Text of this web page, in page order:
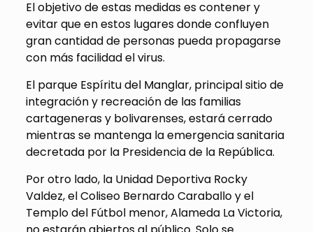
El objetivo de estas medidas es contener y
evitar que en estos lugares donde confluyen
gran cantidad de personas pueda propagarse
con más facilidad el virus.
El parque Espíritu del Manglar, principal sitio de
integración y recreación de las familias
cartageneras y bolivarenses, estará cerrado
mientras se mantenga la emergencia sanitaria
decretada por la Presidencia de la República.
Por otro lado, la Unidad Deportiva Rocky
Valdez, el Coliseo Bernardo Caraballo y el
Templo del Fútbol menor, Alameda La Victoria,